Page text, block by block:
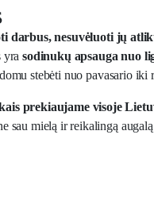
darbus, nesuvėluoti jų
yrasodinukų apsauga nuo
stebėti nuo pavasario iki
prekiaujame visoje
sau mielą ir reikalingą